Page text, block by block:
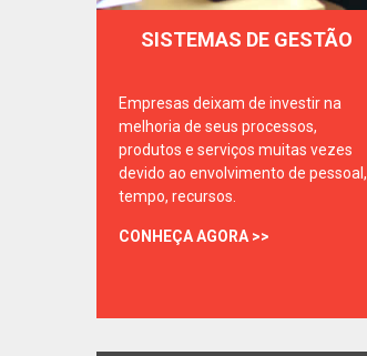
SISTEMAS DE GESTÃO
Empresas deixam de investir na
melhoria de seus processos,
produtos e serviços muitas vezes
devido ao envolvimento de pessoal,
tempo, recursos.
CONHEÇA AGORA >>